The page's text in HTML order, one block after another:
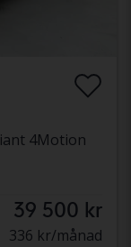
4Motion
39 500 kr
336 kr/månad